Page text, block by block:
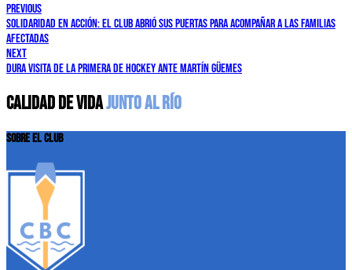
previous
Solidaridad en acción: el Club abrió sus puertas para acompañar a las familias
afectadas
next
Dura visita de la primera de hockey ante Martín Güemes
CALIDAD DE VIDAJUNTO AL RÍO
SOBRE EL CLUB